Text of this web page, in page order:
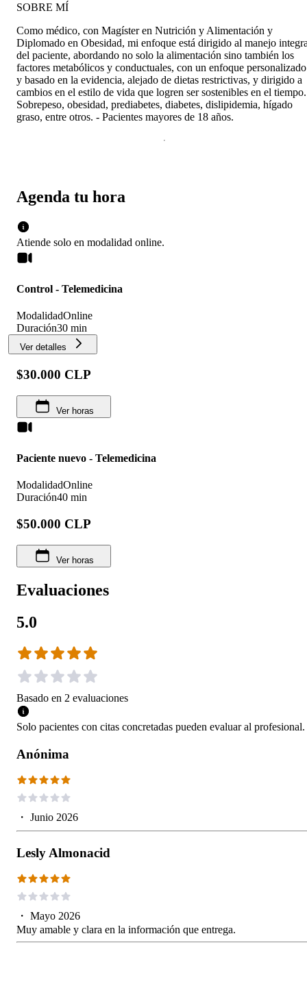
Agenda tu hora
Atiende solo en modalidad online.
Control - Telemedicina
ModalidadOnline
Duración30 min
Ver detalles
$30.000 CLP
Ver horas
Paciente nuevo - Telemedicina
ModalidadOnline
Duración40 min
$50.000 CLP
Ver horas
Evaluaciones
5.0
Basado en 2 evaluaciones
Solo pacientes con citas concretadas pueden evaluar al profesional.
Anónima
・ Junio 2026
Lesly Almonacid
・ Mayo 2026
Muy amable y clara en la información que entrega.
SOBRE MÍ
Como médico, con Magíster en Nutrición y Alimentación y
Diplomado en Obesidad, mi enfoque está dirigido al manejo
del paciente, abordando no solo la alimentación sino también los
factores metabólicos y conductuales, con un enfoque personalizado
y basado en la evidencia, alejado de dietas restrictivas, y dirigido a
cambios en el estilo de vida que logren ser sostenibles en el
Sobrepeso, obesidad, prediabetes, diabetes, dislipidemia, hígado
graso, entre otros. - Pacientes mayores de 18 años.